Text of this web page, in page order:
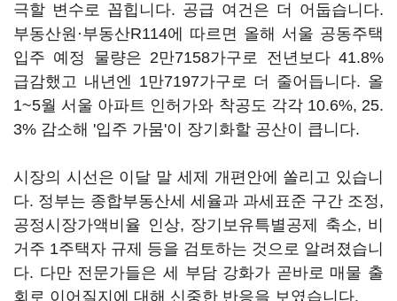
극할 변수로 꼽힙니다. 공급 여건은 더 어둡습니다.
부동산원·부동산R114에 따르면 올해 서울 공동주택
입주 예정 물량은 2만7158가구로 전년보다 41.8%
급감했고 내년엔 1만7197가구로 더 줄어듭니다. 올
1~5월 서울 아파트 인허가와 착공도 각각 10.6%, 25.
3% 감소해 '입주 가뭄'이 장기화할 공산이 큽니다.
시장의 시선은 이달 말 세제 개편안에 쏠리고 있습니
다. 정부는 종합부동산세 세율과 과세표준 구간 조정,
공정시장가액비율 인상, 장기보유특별공제 축소, 비
거주 1주택자 규제 등을 검토하는 것으로 알려졌습니
다. 다만 전문가들은 세 부담 강화가 곧바로 매물 출
회로 이어질지에 대해 신중한 반응을 보였습니다.